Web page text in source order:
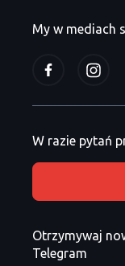
My w mediach
W razie pytań
Otrzymywaj
Telegram